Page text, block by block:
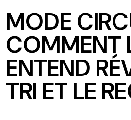
MODE
COMMENT
ENTEND
TRI ET LE